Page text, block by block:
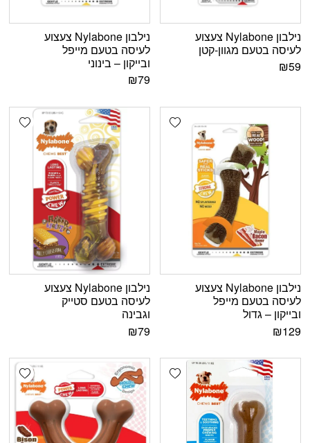
נילבון Nylabone צעצוע
לעיסה בטעם מגוון-קטן
₪59
נילבון Nylabone צעצוע
לעיסה בטעם מייפל
ובייקון – בינוני
₪79
Add wishlist
נילבון Nylabone צעצוע
לעיסה בטעם מייפל
ובייקון – גדול
₪129
נילבון Nylabone צעצוע
לעיסה בטעם סטייק
וגבינה
₪79
Add wishlist